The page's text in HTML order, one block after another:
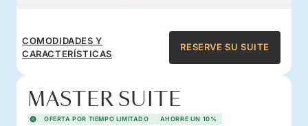
COMODIDADES Y
CARACTERÍSTICAS
RESERVE SU SUITE
MASTER SUITE
OFERTA POR TIEMPO LIMITADO AHORRE UN 10%